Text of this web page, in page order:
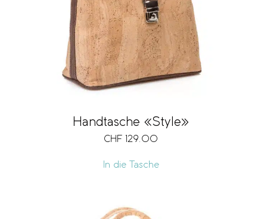
Handtasche «Style»
CHF 129.00
In die Tasche